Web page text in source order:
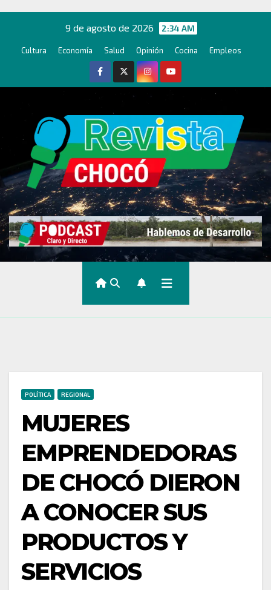
contenido
9 de agosto de 2026 2:34 AM
Cultura Economía Salud Opinión Cocina Empleos
POLÍTICA REGIONAL
MUJERES
EMPRENDEDORAS
DE CHOCÓ DIERON
A CONOCER SUS
PRODUCTOS Y
SERVICIOS